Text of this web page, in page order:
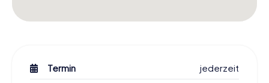
Termin
jederzeit